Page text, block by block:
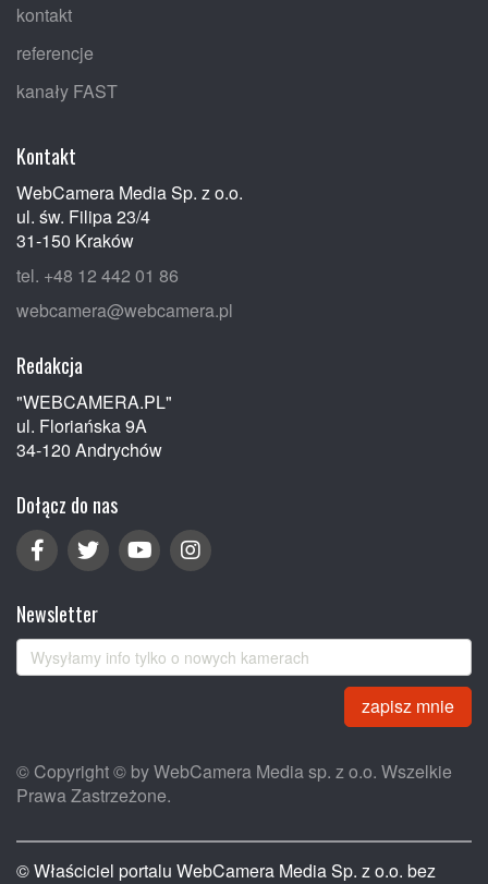
kontakt
referencje
kanały FAST
Kontakt
WebCamera Media Sp. z o.o.
ul. św. Filipa 23/4
31-150 Kraków
tel. +48 12 442 01 86
webcamera@webcamera.pl
Redakcja
"WEBCAMERA.PL"
ul. Floriańska 9A
34-120 Andrychów
Dołącz do nas
Newsletter
zapisz mnie
© Copyright © by WebCamera Media sp. z o.o. Wszelkie
Prawa Zastrzeżone.
© Właściciel portalu WebCamera Media Sp. z o.o. bez